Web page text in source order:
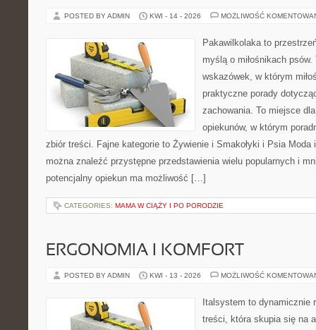
POSTED BY ADMIN KWI - 14 - 2026 MOŻLIWOŚĆ
Pakawilkolaka to
myślą o miłośnikach
wskazówek, w którym
praktyczne porady
zachowania. To miejsce
opiekunów, w którym
zbiór treści. Fajne kategorie to Żywienie i Smakołyki i Psia Moda
można znaleźć przystępne przedstawienia wielu popularnych i
potencjalny opiekun ma możliwość […]
CATEGORIES: MAMA W CIĄŻY I PO PORODZIE
ERGONOMIA I KOMFORT
POSTED BY ADMIN KWI - 13 - 2026 MOŻLIWOŚĆ
Italsystem to dynamicznie
treści, która skupia się na